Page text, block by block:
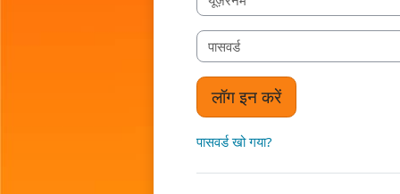
पासवर्ड
लॉग इन करें
पासवर्ड खो गया?